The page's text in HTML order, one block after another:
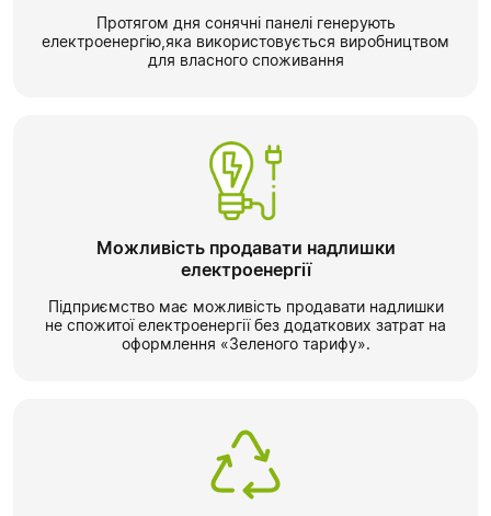
Протягом дня сонячні панелі генерують
електроенергію,яка використовується виробництвом
для власного споживання
Можливість продавати надлишки
електроенергії
Підприємство має можливість продавати надлишки
не спожитої електроенергії без додаткових затрат на
оформлення «Зеленого тарифу».